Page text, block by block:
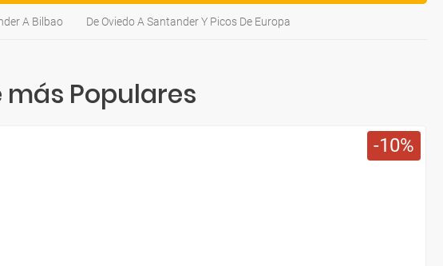
A Bilbao De Oviedo A Santander Y Picos De Europa
Populares
10